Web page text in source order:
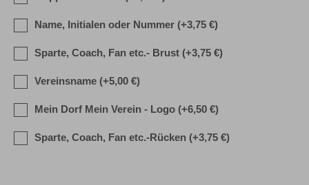
Name, Initialen oder Nummer (+3,75 €)
Sparte, Coach, Fan etc.- Brust (+3,75 €)
Vereinsname (+5,00 €)
Mein Dorf Mein Verein - Logo (+6,50 €)
Sparte, Coach, Fan etc.-Rücken (+3,75 €)